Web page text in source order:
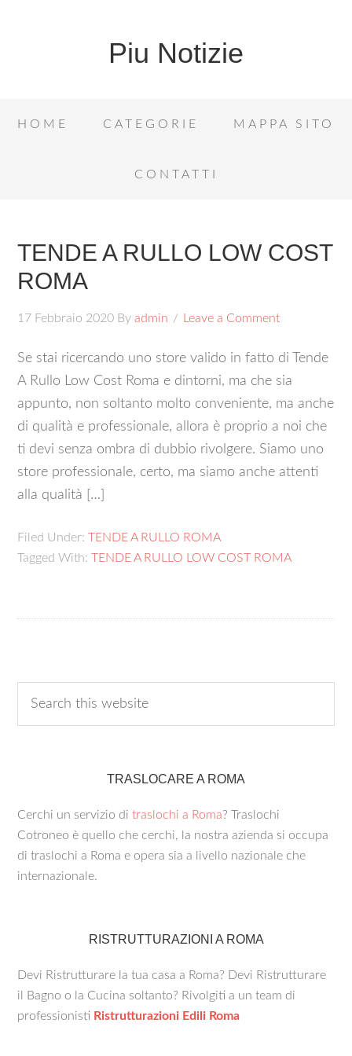
Piu Notizie
HOME CATEGORIE MAPPA SITO
CONTATTI
TENDE A RULLO LOW COST
ROMA
17 Febbraio 2020 Byadmin Leave a Comment
Se stai ricercando uno store valido in fatto di Tende
A Rullo Low Cost Roma e dintorni, ma che sia
appunto, non soltanto molto conveniente, ma anche
di qualità e professionale, allora è proprio a noi che
ti devi senza ombra di dubbio rivolgere. Siamo uno
store professionale, certo, ma siamo anche attenti
alla qualità […]
Filed Under:TENDE A RULLO ROMA
Tagged With:TENDE A RULLO LOW COST ROMA
TRASLOCARE A ROMA
Cerchi un servizio ditraslochi a Roma? Traslochi
Cotroneo è quello che cerchi, la nostra azienda si occupa
di traslochi a Roma e opera sia a livello nazionale che
internazionale.
RISTRUTTURAZIONI A ROMA
Devi Ristrutturare la tua casa a Roma? Devi Ristrutturare
il Bagno o la Cucina soltanto? Rivolgiti a un team di
professionisti Ristrutturazioni Edili Roma